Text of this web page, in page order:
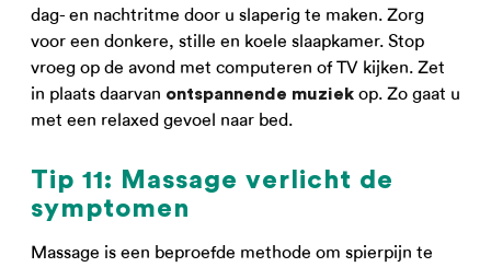
dag- en nachtritme door u slaperig te maken. Zorg
voor een donkere, stille en koele slaapkamer. Stop
vroeg op de avond met computeren of TV kijken. Zet
in plaats daarvan ontspannende muziek op. Zo gaat u
met een relaxed gevoel naar bed.
Tip 11: Massage verlicht de
symptomen
Massage is een beproefde methode om spierpijn te